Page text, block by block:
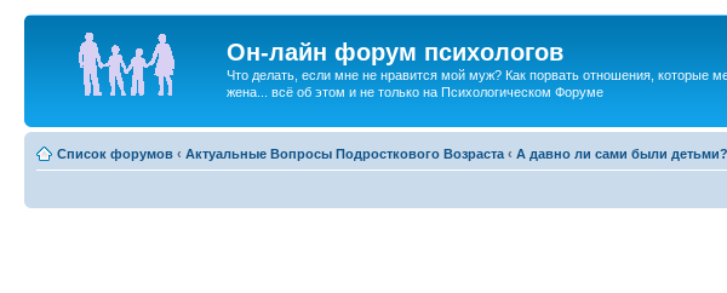
Он-лайн форум психологов
Что делать, если мне не нравится мой муж? Как порвать отношения,
жена... всё об этом и не только на Психологическом Форуме
Список форумов ‹ Актуальные Вопросы Подросткового Возраста ‹ А давно ли сами были детьми?